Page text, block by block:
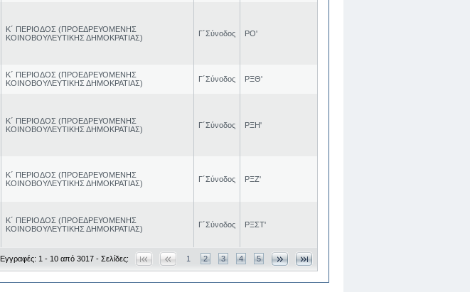
Κ΄ ΠΕΡΙΟΔΟΣ (ΠΡΟΕΔΡΕΥΟΜΕΝΗΣ
ΚΟΙΝΟΒΟΥΛΕΥΤΙΚΗΣ ΔΗΜΟΚΡΑΤΙΑΣ)
Γ΄Σύνοδος ΡΟ'
Κ΄ ΠΕΡΙΟΔΟΣ (ΠΡΟΕΔΡΕΥΟΜΕΝΗΣ
ΚΟΙΝΟΒΟΥΛΕΥΤΙΚΗΣ ΔΗΜΟΚΡΑΤΙΑΣ)
Γ΄Σύνοδος ΡΞΘ'
Κ΄ ΠΕΡΙΟΔΟΣ (ΠΡΟΕΔΡΕΥΟΜΕΝΗΣ
ΚΟΙΝΟΒΟΥΛΕΥΤΙΚΗΣ ΔΗΜΟΚΡΑΤΙΑΣ)
Γ΄Σύνοδος ΡΞΗ'
Κ΄ ΠΕΡΙΟΔΟΣ (ΠΡΟΕΔΡΕΥΟΜΕΝΗΣ
ΚΟΙΝΟΒΟΥΛΕΥΤΙΚΗΣ ΔΗΜΟΚΡΑΤΙΑΣ)
Γ΄Σύνοδος ΡΞΖ'
Κ΄ ΠΕΡΙΟΔΟΣ (ΠΡΟΕΔΡΕΥΟΜΕΝΗΣ
ΚΟΙΝΟΒΟΥΛΕΥΤΙΚΗΣ ΔΗΜΟΚΡΑΤΙΑΣ)
Γ΄Σύνοδος ΡΞΣΤ'
Εγγραφές: 1 - 10 από 3017 - Σελίδες: 1 2 3 4 5